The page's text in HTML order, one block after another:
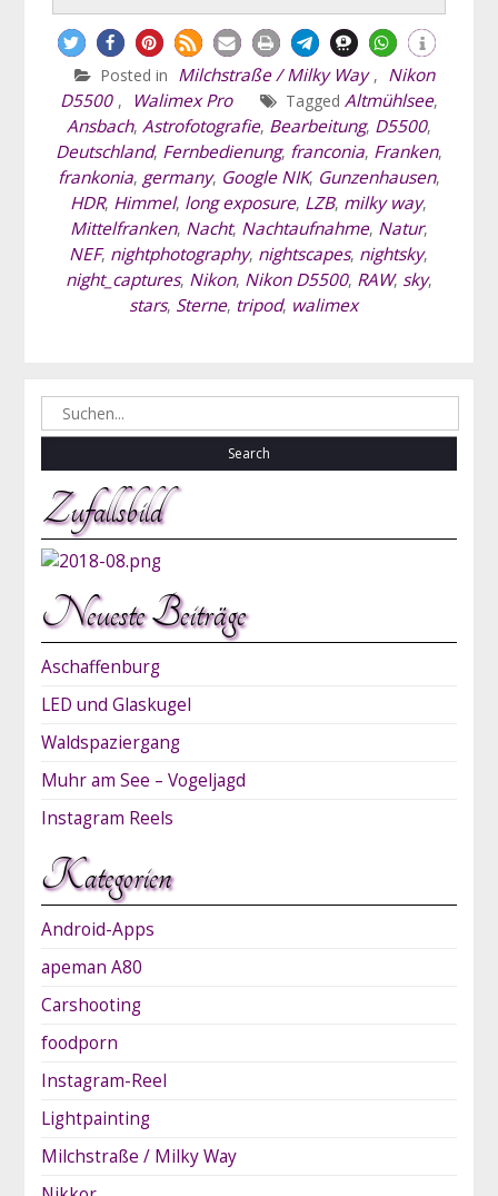
Posted in Milchstraße / Milky Way , Nikon
D5500 , Walimex Pro Tagged Altmühlsee,
Ansbach, Astrofotografie, Bearbeitung, D5500,
Deutschland, Fernbedienung, franconia, Franken,
frankonia, germany, Google NIK, Gunzenhausen,
HDR, Himmel, long exposure, LZB, milky way,
Mittelfranken, Nacht, Nachtaufnahme, Natur,
NEF, nightphotography, nightscapes, nightsky,
night_captures, Nikon, Nikon D5500, RAW, sky,
stars, Sterne, tripod, walimex
Search
for:
Zufallsbild
Neueste Beiträge
Aschaffenburg
LED und Glaskugel
Waldspaziergang
Muhr am See – Vogeljagd
Instagram Reels
Kategorien
Android-Apps
apeman A80
Carshooting
foodporn
Instagram-Reel
Lightpainting
Milchstraße / Milky Way